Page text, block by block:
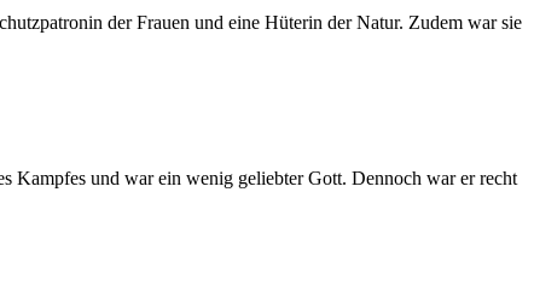
der Frauen und eine Hüterin der Natur. Zudem war sie
Kampfes und war ein wenig geliebter Gott. Dennoch war er recht